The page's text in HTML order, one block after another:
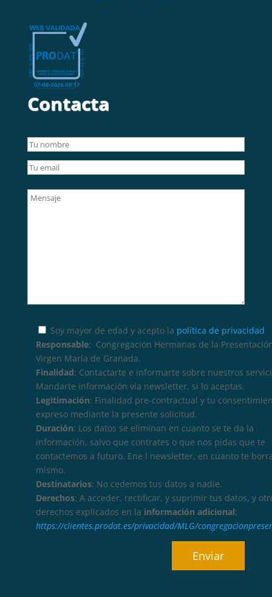
Contacta
Soy mayor de edad y acepto la política de privacidad
Responsable: Congregación Hermanas de la
Virgen María de Granada.
Finalidad: Contactarte e informarte sobre nuestros
Mandarte información vía newsletter, si lo aceptas.
Legitimación: Finalidad pre-contractual y tu
expreso mediante la presente solicitud.
Duración: Los datos se eliminan en cuanto se te da la
información, salvo que contrates o que nos pidas que te
contactemos a futuro. Ene l newsletter, en cuanto te
mismo.
Destinatarios: No cedemos tus datos a nadie.
Derechos: A acceder, rectificar, y suprimir tus datos, y
derechos explicados en la información adicional:
https://clientes.prodat.es/privacidad/MLG/